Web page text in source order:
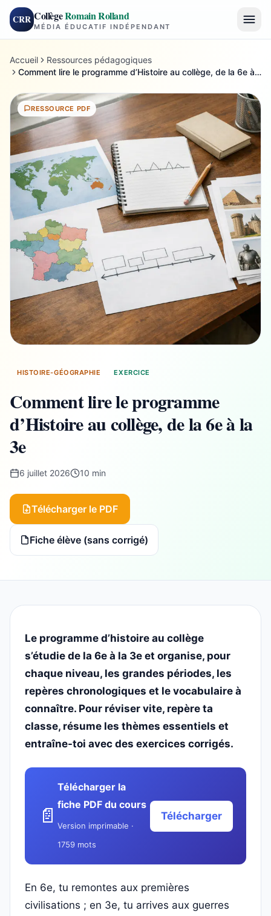
CRR CollègeRomain Rolland
MÉDIA ÉDUCATIF INDÉPENDANT
Accueil
Ressources pédagogiques
Comment lire le programme d’Histoire au collège, de la 6e à la 3e
RESSOURCE PDF
HISTOIRE-GÉOGRAPHIE EXERCICE
Comment lire le programme
d’Histoire au collège, de la 6e à la
3e
6 juillet 2026 10 min
Télécharger le PDF
Fiche élève (sans corrigé)
Le programme d’histoire au collège
s’étudie de la 6e à la 3e et organise, pour
chaque niveau, les grandes périodes, les
repères chronologiques et le vocabulaire à
connaître. Pour réviser vite, repère ta
classe, résume les thèmes essentiels et
entraîne-toi avec des exercices corrigés.
📄
Télécharger la
fiche PDF du cours
Version imprimable ·
1759 mots
Télécharger
En 6e, tu remontes aux premières
civilisations ; en 3e, tu arrives aux guerres